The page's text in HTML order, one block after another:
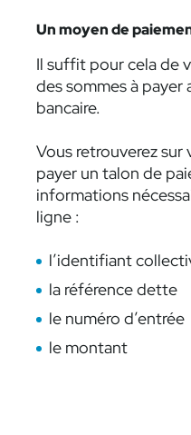
Un moyen de
Il suffit pour cela de
des sommes à payer
bancaire.
Vous retrouverez sur
payer un talon de
informations
ligne :
l’identifiant
la référence dette
le numéro d’entrée
le montant